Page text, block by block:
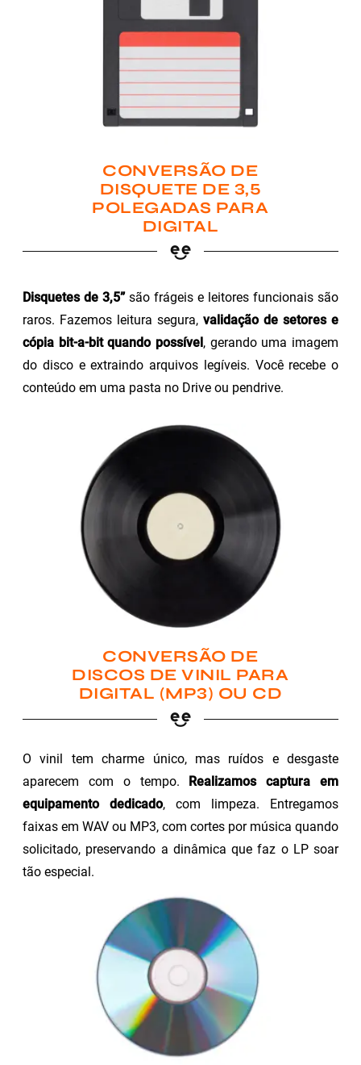
CONVERSÃO DE
DISQUETE DE 3,5
POLEGADAS PARA
DIGITAL
Disquetes de 3,5”são frágeis e leitores funcionais são
raros. Fazemos leitura segura, validação de setores e
cópia bit-a-bit quando possível, gerando uma imagem
do disco e extraindo arquivos legíveis. Você recebe o
conteúdo em uma pasta no Drive ou pendrive.
CONVERSÃO DE
DISCOS DE VINIL PARA
DIGITAL (MP3) OU CD
O vinil tem charme único, mas ruídos e desgaste
aparecem com o tempo.
Realizamos captura em
equipamento dedicado, com limpeza. Entregamos
faixas em WAV ou MP3, com cortes por música quando
solicitado, preservando a dinâmica que faz o LP soar
tão especial.